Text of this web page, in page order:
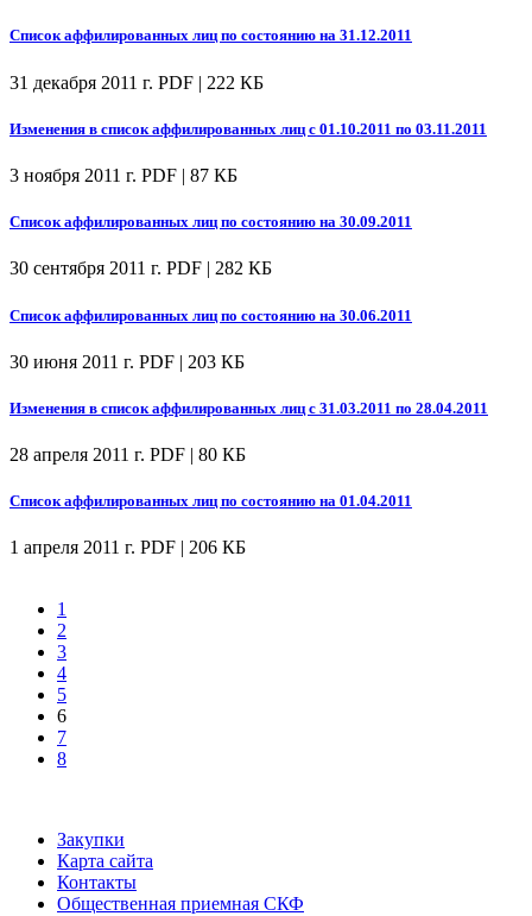
Список аффилированных лиц по состоянию на 31.12.2011
31 декабря 2011 г. PDF | 222 КБ
Изменения в список аффилированных лиц с 01.10.2011 по 03.11.2011
3 ноября 2011 г. PDF | 87 КБ
Список аффилированных лиц по состоянию на 30.09.2011
30 сентября 2011 г. PDF | 282 КБ
Список аффилированных лиц по состоянию на 30.06.2011
30 июня 2011 г. PDF | 203 КБ
Изменения в список аффилированных лиц с 31.03.2011 по 28.04.2011
28 апреля 2011 г. PDF | 80 КБ
Список аффилированных лиц по состоянию на 01.04.2011
1 апреля 2011 г. PDF | 206 КБ
1
2
3
4
5
6
7
8
Закупки
Карта сайта
Контакты
Общественная приемная СКФ